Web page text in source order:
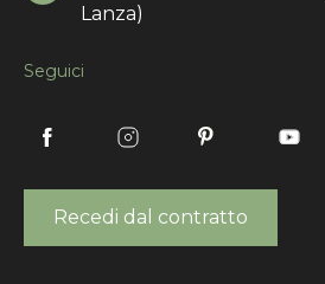
Lanza)
Seguici
Recedi dal contratto